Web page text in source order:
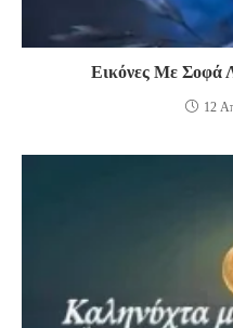
Εικόνες Με Σοφά
12